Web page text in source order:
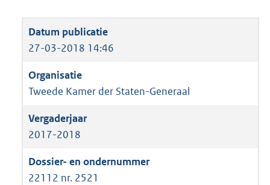
27-03-2018 14:46
Tweede Kamer der Staten-Generaal
2017-2018
22112 nr. 2521